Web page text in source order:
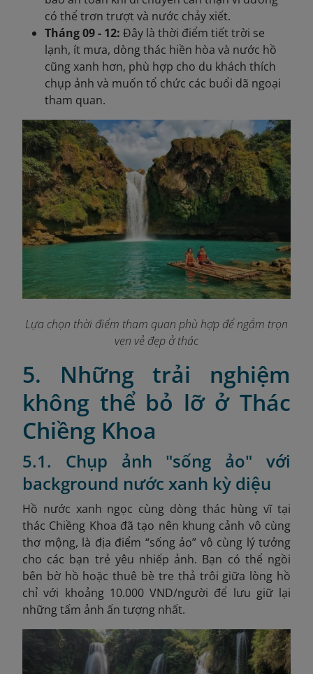
có thể trơn trượt và nước chảy xiết.
Tháng 09 - 12: Đây là thời điểm tiết trời se
lạnh, ít mưa, dòng thác hiền hòa và nước hồ
cũng xanh hơn, phù hợp cho du khách thích
chụp ảnh và muốn tổ chức các buổi dã ngoại
tham quan.
Lựa chọn thời điểm tham quan phù hợp để ngắm trọn
vẹn vẻ đẹp ở thác
5. Những trải nghiệm
không thể bỏ lỡ ở Thác
Chiềng Khoa
5.1. Chụp ảnh "sống ảo" với
background nước xanh kỳ diệu
Hồ nước xanh ngọc cùng dòng thác hùng vĩ tại
thác Chiềng Khoa đã tạo nên khung cảnh vô cùng
thơ mộng, là địa điểm “sống ảo” vô cùng lý tưởng
cho các bạn trẻ yêu nhiếp ảnh. Bạn có thể ngồi
bên bờ hồ hoặc thuê bè tre thả trôi giữa lòng hồ
chỉ với khoảng 10.000 VND/người để lưu giữ lại
những tấm ảnh ấn tượng nhất.